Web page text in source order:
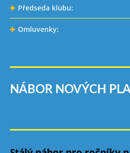
Předseda klubu:
Omluvenky:
NÁBOR NOVÝCH